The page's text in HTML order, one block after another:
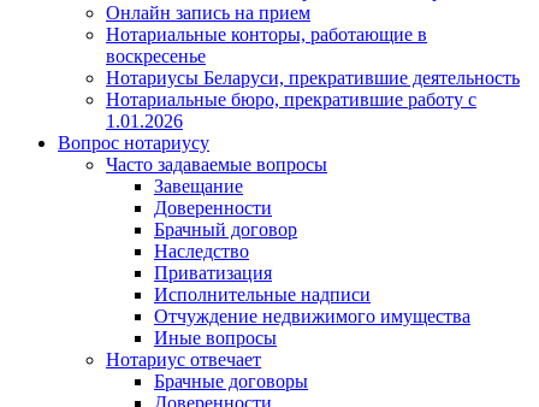
Онлайн запись на прием
Нотариальные конторы, работающие в
воскресенье
Нотариусы Беларуси, прекратившие деятельность
Нотариальные бюро, прекратившие работу с
1.01.2026
Вопрос нотариусу
Часто задаваемые вопросы
Завещание
Доверенности
Брачный договор
Наследство
Приватизация
Исполнительные надписи
Отчуждение недвижимого имущества
Иные вопросы
Нотариус отвечает
Брачные договоры
Доверенности